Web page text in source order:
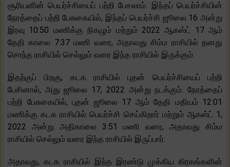
சூரியனின் பெயர்ச்சியைப் பற்றி பேசலாம். இந்தப் பெயர்ச்சியின்
நேரத்தைப் பற்றி பேசுகையில், இந்தப் பெயர்ச்சி ஜூலை 16 அன்று
இரவு 10:50 மணிக்கு நிகழும் மற்றும் 2022 ஆகஸ்ட் 17 ஆம்
தேதி காலை 7:37 மணி வரை, அதாவது சிம்ம ராசியில் தனது
சொந்த ராசியில் செல்லும் வரை இந்த ராசியில் இருக்கும்.
இதற்குப் பிறகு, கடக ராசியில் புதன் பெயர்ச்சியைப் பற்றி
பேசினால், அது ஜூலை 17, 2022 அன்று நடக்கும். நேரத்தைப்
பற்றி பேசுகையில், புதன் ஜூலை 17 ஆம் தேதி மதியம் 12:01
மணிக்கு கடக ராசியில் பெயர்ச்சி செய்கிறார் மற்றும் ஆகஸ்ட் 1,
2022 அன்று அதிகாலை 3:51 மணி வரை, அதாவது சிம்ம
ராசியில் செல்லும் வரை இந்த ராசியில் இருப்பார்.
அதாவது, கடக ராசியில் இந்த இரண்டு முக்கிய கிரகங்களின்